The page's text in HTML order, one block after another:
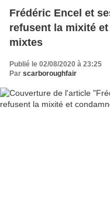
Frédéric Encel et
refusent la mixité
mixtes
Publié le 02/08/2020 à 23:25
Par scarboroughfair